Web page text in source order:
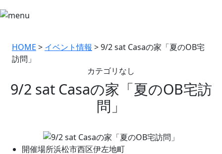
HOME > イベント情報 >9/2 sat Casaの家「夏のOB宅
訪問」
カテゴリなし
9/2 sat Casaの家「夏のOB宅訪
問」
開催場所浜松市西区伊左地町